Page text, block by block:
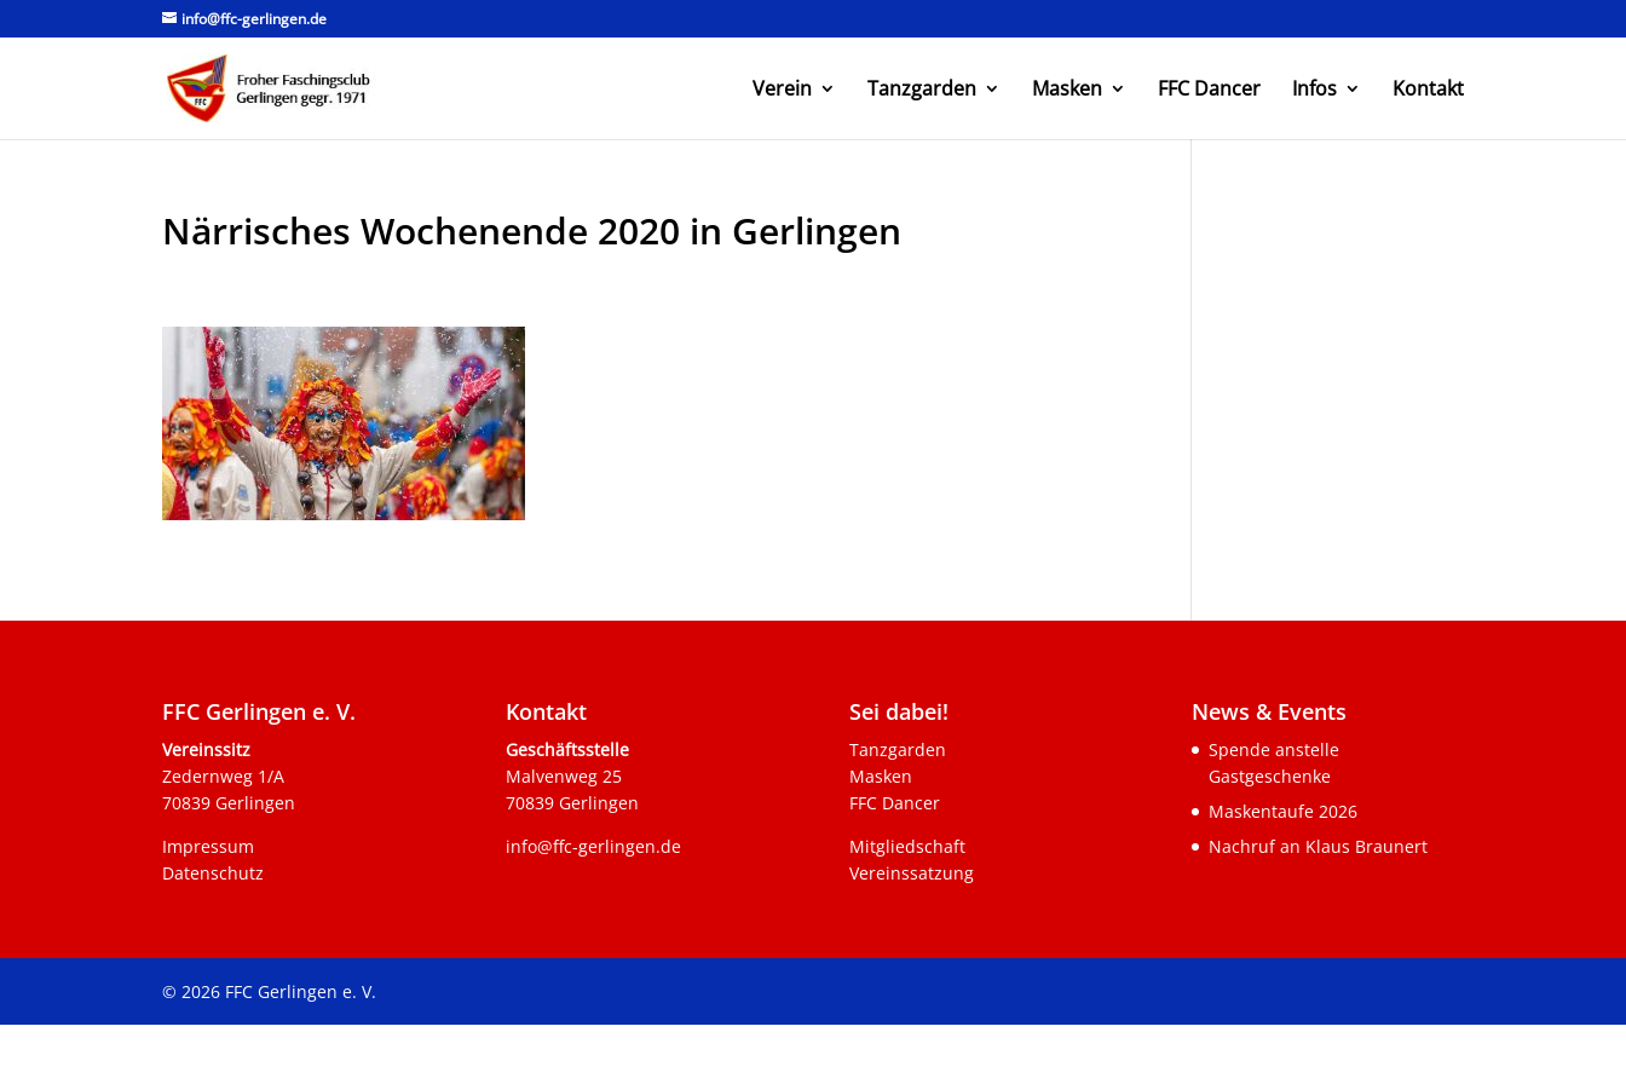
info@ffc-gerlingen.de
Verein Tanzgarden Masken FFC Dancer Infos Kontakt
Närrisches Wochenende 2020 in Gerlingen
FFC Gerlingen e. V.
Vereinssitz
Zedernweg 1/A
70839 Gerlingen
Impressum
Datenschutz
Kontakt
Geschäftsstelle
Malvenweg 25
70839 Gerlingen
info@ffc-gerlingen.de
Sei dabei!
Tanzgarden
Masken
FFC Dancer
Mitgliedschaft
Vereinssatzung
News & Events
Spende anstelle
Gastgeschenke
Maskentaufe 2026
Nachruf an Klaus Braunert
© 2026 FFC Gerlingen e. V.